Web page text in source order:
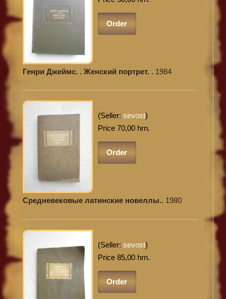
Order
Генри Джеймс. . Женский портрет. . 1984
(Seller: sevost)
Price 70,00 hrn.
Order
Средневековые латинские новеллы.. 1980
(Seller: sevost)
Price 85,00 hrn.
Order